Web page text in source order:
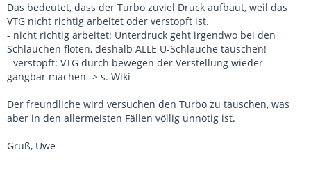
Das bedeutet, dass der Turbo zuviel Druck aufbaut, weil das
VTG nicht richtig arbeitet oder verstopft ist.
- nicht richtig arbeitet: Unterdruck geht irgendwo bei den
Schläuchen flöten, deshalb ALLE U-Schläuche tauschen!
- verstopft: VTG durch bewegen der Verstellung wieder
gangbar machen -> s. Wiki
Der freundliche wird versuchen den Turbo zu tauschen, was
aber in den allermeisten Fällen völlig unnötig ist.
Gruß, Uwe